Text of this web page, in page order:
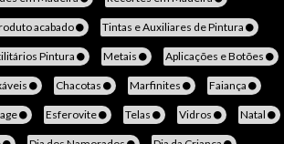
acabado Tintas e Auxiliares de Pintura
Pintura Metais Aplicações e Botões
Chacotas Marfinites Faiança
Esferovite Telas Vidros Natal